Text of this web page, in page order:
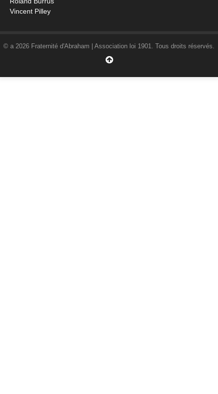
Vincent Pilley
© a 2026 Fraternité d'Abraham | Association loi 1901. Tous droits réservés.